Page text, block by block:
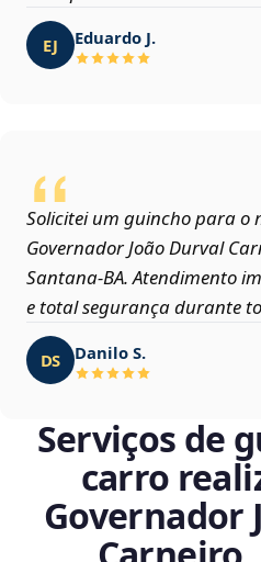
EJ Eduardo J.
Solicitei um guincho para o
Governador João Durval
Santana‑BA. Atendimento
e total segurança durante
DS Danilo S.
Serviços de
carro
Governador